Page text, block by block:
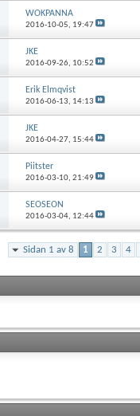
WOKPANNA
2016-10-05, 19:47
JKE
2016-09-26, 10:52
Erik Elmqvist
2016-06-13, 14:13
JKE
2016-04-27, 15:44
Piitster
2016-03-10, 21:49
SEOSEON
2016-03-04, 12:44
Sidan 1 av 8 1 2 3 4